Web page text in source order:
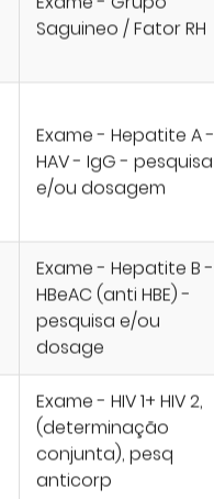
Saguineo / Fator RH
Exame - Hepatite A -
HAV - IgG - pesquisa
e/ou dosagem
Exame - Hepatite B -
HBeAC (anti HBE) -
pesquisa e/ou
dosage
Exame - HIV 1+ HIV 2,
(determinação
conjunta), pesq
anticorp